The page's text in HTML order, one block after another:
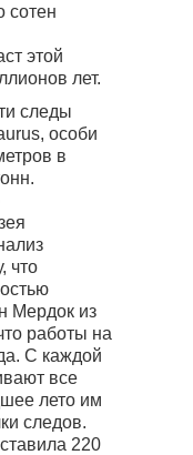
сотен
этой
лет.
следы
особи
в
что
Мердок из
работы на
С каждой
все
лето им
следов.
220